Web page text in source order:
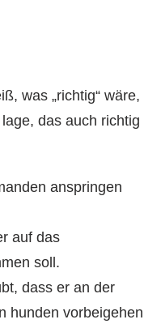
was „richtig“ wäre,
das auch richtig
anspringen
auf das
soll.
dass er an der
hunden vorbeigehen